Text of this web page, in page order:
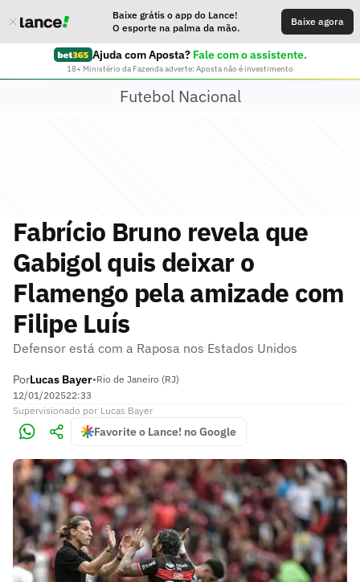
Baixe grátis o app do Lance!
O esporte na palma da mão.
Baixe agora
Ajuda com Aposta? Fale com o assistente.
18+ Ministério da Fazenda adverte: Aposta não é investimento
Futebol Nacional
Fabrício Bruno revela que
Gabigol quis deixar o
Flamengo pela amizade com
Filipe Luís
Defensor está com a Raposa nos Estados Unidos
PorLucas Bayer•Rio de Janeiro (RJ)
12/01/202522:33
Supervisionado por Lucas Bayer
Favorite o Lance! no Google